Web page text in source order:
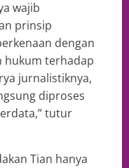
wajib
prinsip
dengan
hukum terhadap
jurnalistiknya,
diproses
tutur
Tian hanya